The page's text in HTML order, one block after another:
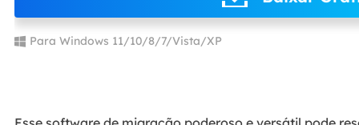
Para Windows 11/10/8/7/Vista/XP